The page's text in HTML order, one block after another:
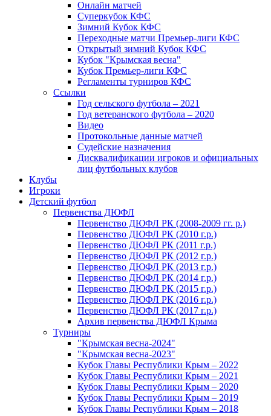
Онлайн матчей
Суперкубок КФС
Зимний Кубок КФС
Переходные матчи Премьер-лиги КФС
Открытый зимний Кубок КФС
Кубок "Крымская весна"
Кубок Премьер-лиги КФС
Регламенты турниров КФС
Ссылки
Год сельского футбола – 2021
Год ветеранского футбола – 2020
Видео
Протокольные данные матчей
Судейские назначения
Дисквалификации игроков и официальных
лиц футбольных клубов
Клубы
Игроки
Детский футбол
Первенства ДЮФЛ
Первенство ДЮФЛ РК (2008-2009 гг. р.)
Первенство ДЮФЛ РК (2010 г.р.)
Первенство ДЮФЛ РК (2011 г.р.)
Первенство ДЮФЛ РК (2012 г.р.)
Первенство ДЮФЛ РК (2013 г.р.)
Первенство ДЮФЛ РК (2014 г.р.)
Первенство ДЮФЛ РК (2015 г.р.)
Первенство ДЮФЛ РК (2016 г.р.)
Первенство ДЮФЛ РК (2017 г.р.)
Архив первенства ДЮФЛ Крыма
Турниры
"Крымская весна-2024"
"Крымская весна-2023"
Кубок Главы Республики Крым – 2022
Кубок Главы Республики Крым – 2021
Кубок Главы Республики Крым – 2020
Кубок Главы Республики Крым – 2019
Кубок Главы Республики Крым – 2018